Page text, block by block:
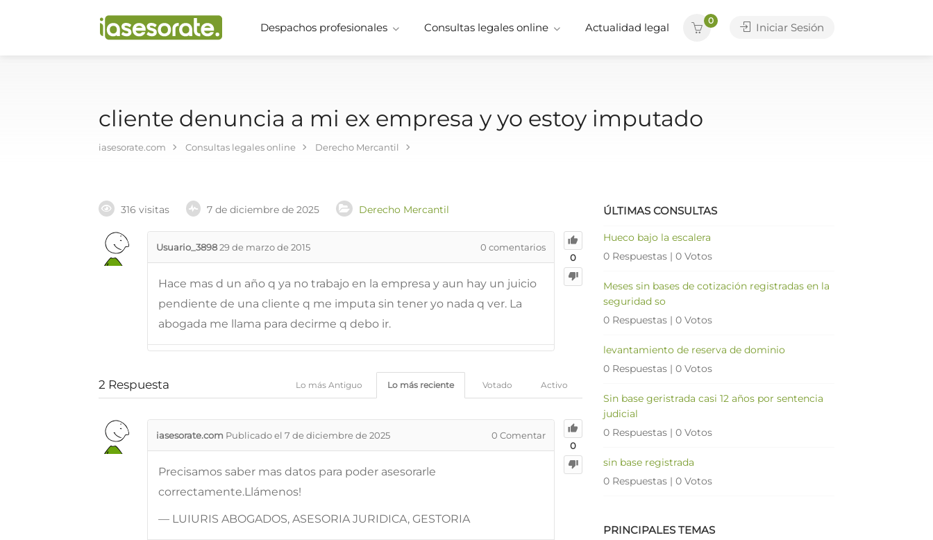
Despachos profesionales Consultas legales online Actualidad legal
0
Iniciar Sesión
cliente denuncia a mi ex empresa y yo estoy imputado
iasesorate.com Consultas legales online Derecho Mercantil
316 visitas 7 de diciembre de 2025 Derecho Mercantil
0
Usuario_389829 de marzo de 2015 0 comentarios
Hace mas d un año q ya no trabajo en la empresa y aun hay un juicio
pendiente de una cliente q me imputa sin tener yo nada q ver. La
abogada me llama para decirme q debo ir.
2 Respuesta Activo
Votado
Lo más reciente
Lo más Antiguo
0
iasesorate.com Publicado el 7 de diciembre de 2025 0 Comentar
Precisamos saber mas datos para poder asesorarle
correctamente.Llámenos!
— LUIURIS ABOGADOS, ASESORIA JURIDICA, GESTORIA
ÚLTIMAS CONSULTAS
Hueco bajo la escalera
0 Respuestas | 0 Votos
Meses sin bases de cotización registradas en la
seguridad so
0 Respuestas | 0 Votos
levantamiento de reserva de dominio
0 Respuestas | 0 Votos
Sin base geristrada casi 12 años por sentencia
judicial
0 Respuestas | 0 Votos
sin base registrada
0 Respuestas | 0 Votos
PRINCIPALES TEMAS